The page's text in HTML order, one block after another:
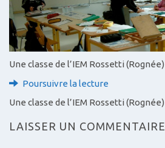
Une classe de l’IEM Rossetti (Rognée)
Poursuivre la lecture
Une classe de l’IEM Rossetti (Rognée)
LAISSER UN COMMENTAIRE